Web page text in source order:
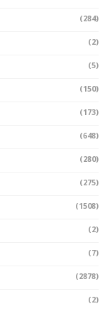
(284)
(2)
(5)
(150)
(173)
(648)
(280)
(275)
(1508)
(2)
(7)
(2878)
(2)